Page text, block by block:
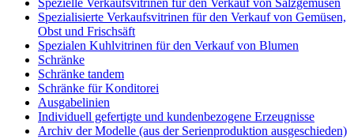
Spezielle Verkaufsvitrinen für den Verkauf von Salzgemüsen
Spezialisierte Verkaufsvitrinen für den Verkauf von Gemüsen,
Obst und Frischsäft
Spezialen Kuhlvitrinen für den Verkauf von Blumen
Schränke
Schränke tandem
Schränke für Konditorei
Ausgabelinien
Individuell gefertigte und kundenbezogene Erzeugnisse
Archiv der Modelle (aus der Serienproduktion ausgeschieden)